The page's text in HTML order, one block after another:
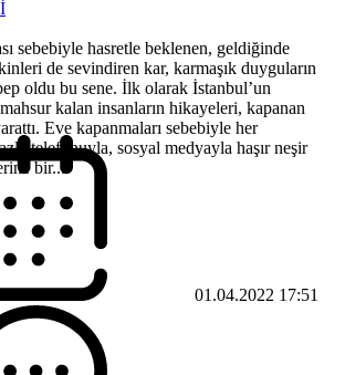
sebebiyle hasretle beklenen, geldiğinde
de sevindiren kar, karmaşık duyguların
oldu bu sene. İlk olarak İstanbul’un
kalan insanların hikayeleri, kapanan
Eve kapanmaları sebebiyle her
telefonuyla, sosyal medyayla haşır neşir
bir...
01.04.2022 17:51